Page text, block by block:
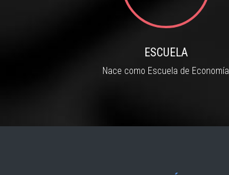
ESCUELA
Nace como Escuela de Economía